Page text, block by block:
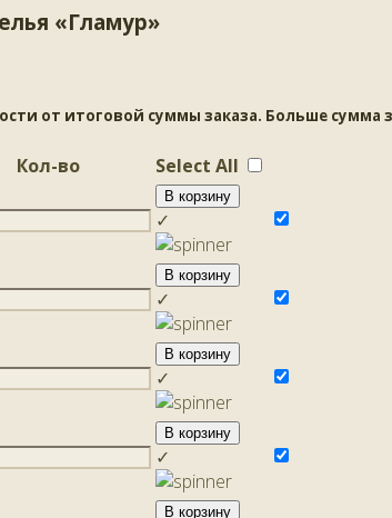
«Гламур»
от итоговой суммы заказа. Больше сумма
Кол-во Select All
В корзину
✓
В корзину
✓
В корзину
✓
В корзину
✓
В корзину